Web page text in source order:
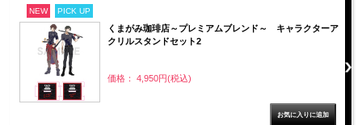
NEW PICK UP
くまがみ珈琲店～プレミアムブレンド～ キャラクターア
クリルスタンドセット2
価格： 4,950円(税込)